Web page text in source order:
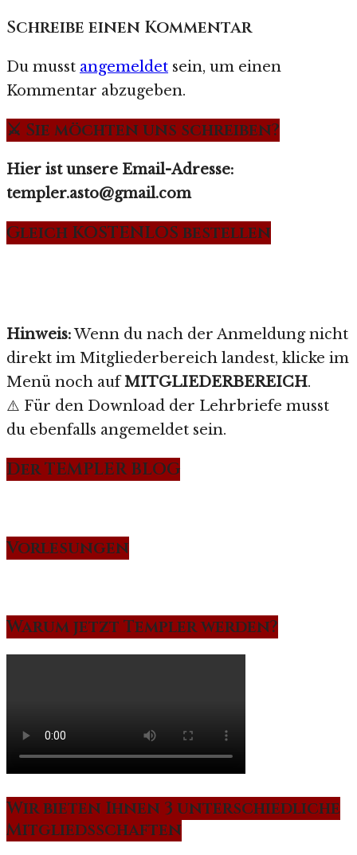
Schreibe einen Kommentar
Du musst angemeldet sein, um einen
Kommentar abzugeben.
⚔️ Sie möchten uns schreiben?
Hier ist unsere Email-Adresse:
templer.asto@gmail.com
Gleich KOSTENLOS bestellen
Hinweis:Wenn du nach der Anmeldung nicht
direkt im Mitgliederbereich landest, klicke im
Menü noch aufMITGLIEDERBEREICH.
⚠️ Für den Download der Lehrbriefe musst
du ebenfalls angemeldet sein.
Der TEMPLER BLOG
Vorlesungen
Warum jetzt Templer werden?
Wir bieten Ihnen 3 unterschiedliche
Mitgliedsschaften